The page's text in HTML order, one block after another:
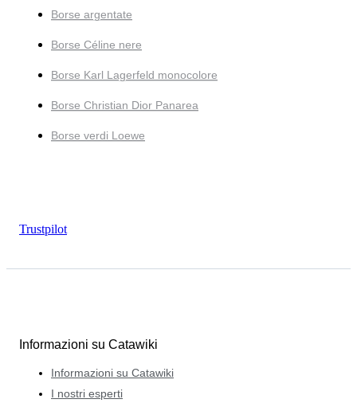
Borse argentate
Borse Céline nere
Borse Karl Lagerfeld monocolore
Borse Christian Dior Panarea
Borse verdi Loewe
Trustpilot
Informazioni su Catawiki
Informazioni su Catawiki
I nostri esperti